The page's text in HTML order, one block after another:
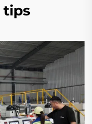
tips